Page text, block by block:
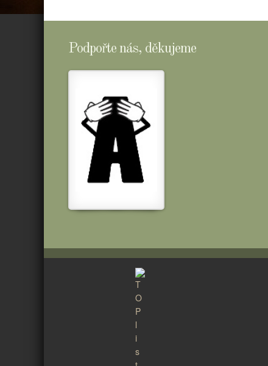
Podpořte nás, děkujeme